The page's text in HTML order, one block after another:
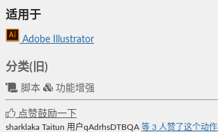
适用于
Adobe Illustrator
分类(旧)
脚本 功能增强
点赞鼓励一下
sharklaka Taitun 用户qAdrhsDTBQA 等 3 人赞了这个动作